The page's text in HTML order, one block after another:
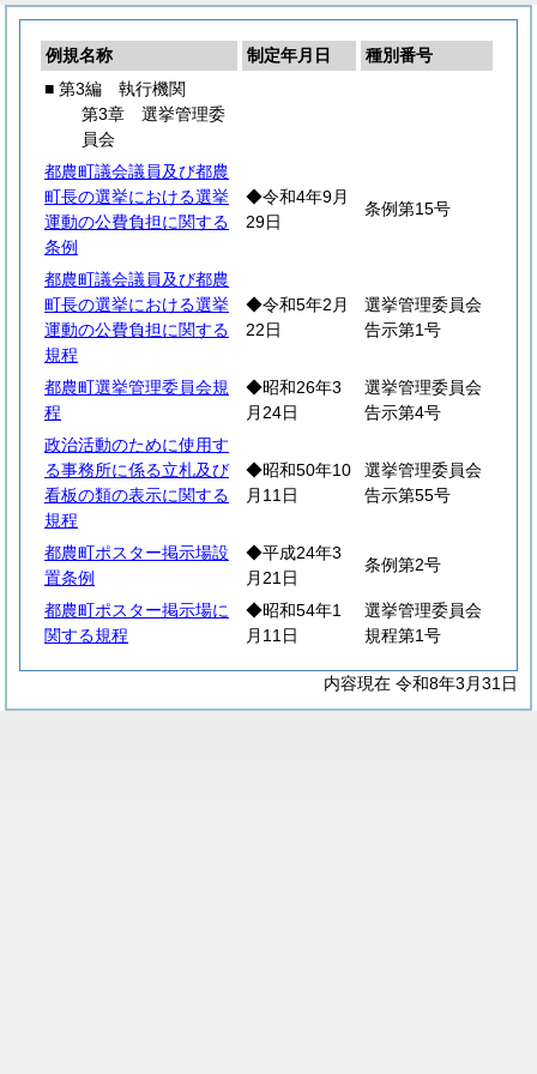
例規名称 制定年月日
種別番号
■ 第3編 執行機関
第3章 選挙管理委
員会
都農町議会議員及び都農
町長の選挙における選挙
運動の公費負担に関する
条例
◆令和4年9月
29日
条例第15号
都農町議会議員及び都農
町長の選挙における選挙
運動の公費負担に関する
規程
◆令和5年2月
22日
選挙管理委員会
告示第1号
都農町選挙管理委員会規
程
◆昭和26年3
月24日
選挙管理委員会
告示第4号
政治活動のために使用す
る事務所に係る立札及び
看板の類の表示に関する
規程
◆昭和50年10
月11日
選挙管理委員会
告示第55号
都農町ポスター掲示場設
置条例
◆平成24年3
月21日
条例第2号
都農町ポスター掲示場に
関する規程
◆昭和54年1
月11日
選挙管理委員会
規程第1号
内容現在 令和8年3月31日